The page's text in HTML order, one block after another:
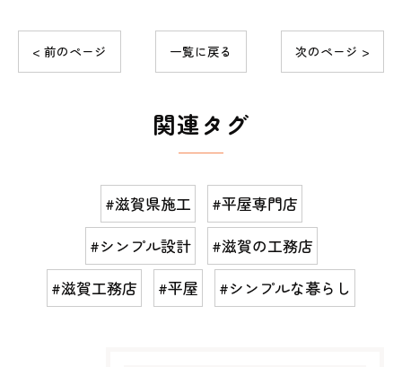
< 前のページ 一覧に戻る 次のページ >
関連タグ
#滋賀県施工
#平屋専門店
#シンプル設計
#滋賀の工務店
#滋賀工務店
#平屋 #シンプルな暮らし